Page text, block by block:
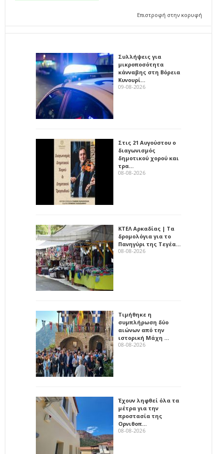
Επιστροφή στην κορυφή
Συλλήψεις για
μικροποσότητα
κάνναβης στη Βόρεια
Κυνουρί…
09-08-2026
Στις 21 Αυγούστου ο
διαγωνισμός
δημοτικού χορού και
τρα…
08-08-2026
ΚΤΕΛ Αρκαδίας | Τα
δρομολόγια για το
Πανηγύρι της Τεγέα…
08-08-2026
Τιμήθηκε η
συμπλήρωση δύο
αιώνων από την
ιστορική Μάχη …
08-08-2026
Έχουν ληφθεί όλα τα
μέτρα για την
προστασία της
Ορνιθοπ…
08-08-2026